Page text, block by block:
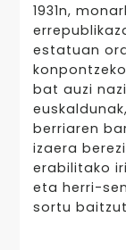
1931n,
estatuan
bat auzi
berriaren
izaera
erabilitako
eta herri-
sortu